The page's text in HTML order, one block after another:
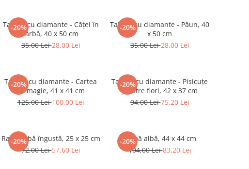
-20%
Tablou cu diamante - Cățel în
iarbă, 40 x 50 cm
35,00 Lei28,00 Lei
-20%
Tablou cu diamante - Păun, 40
x 50 cm
35,00 Lei28,00 Lei
-20%
Tablou cu diamante - Cartea
de magie, 41 x 41 cm
125,00 Lei100,00 Lei
-20%
Tablou cu diamante - Pisicuțe
printre flori, 42 x 37 cm
94,00 Lei75,20 Lei
-20%
Ramă albă îngustă, 25 x 25 cm
72,00 Lei57,60 Lei
-20%
Ramă albă, 44 x 44 cm
104,00 Lei83,20 Lei